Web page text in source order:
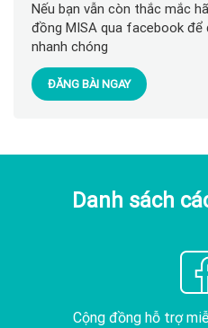
Nếu bạn vẫn còn thắc mắc
đồng MISA qua facebook để
nhanh chóng
ĐĂNG BÀI NGAY
Danh sách
Cộng đồng hỗ trợ